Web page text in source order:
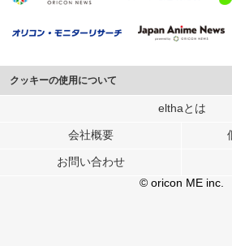
クッキーの使用について
このサイトでは Cookie を使用して、ユーザーに
行っています。
メディアや広告配信、データ解析の各パートナー
各パートナーは、この情報とユーザーが各パート
ユーザーが各パートナーのサービスを使用したと
elthaとは
会社概要
お問い合わせ
© oricon ME inc.